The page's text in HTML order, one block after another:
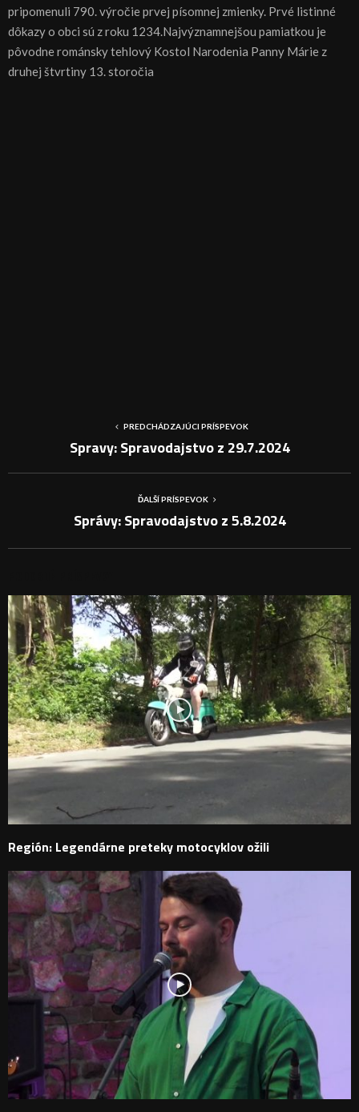
pripomenuli 790. výročie prvej písomnej zmienky. Prvé listinné
dôkazy o obci sú z roku 1234.Najvýznamnejšou pamiatkou je
pôvodne románsky tehlový Kostol Narodenia Panny Márie z
druhej štvrtiny 13. storočia
PREDCHÁDZAJÚCI PRÍSPEVOK
Spravy: Spravodajstvo z 29.7.2024
ĎALŠÍ PRÍSPEVOK
Správy: Spravodajstvo z 5.8.2024
Región: Legendárne preteky motocyklov ožili